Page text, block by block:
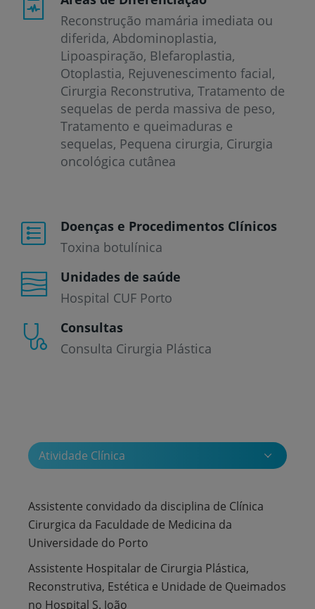
Reconstrução mamária imediata ou
diferida, Abdominoplastia,
Lipoaspiração, Blefaroplastia,
Otoplastia, Rejuvenescimento facial,
Cirurgia Reconstrutiva, Tratamento de
sequelas de perda massiva de peso,
Tratamento e queimaduras e
sequelas, Pequena cirurgia, Cirurgia
oncológica cutânea
Doenças e Procedimentos Clínicos
Toxina botulínica
Unidades de saúde
Hospital CUF Porto
Consultas
Consulta Cirurgia Plástica
Atividade Clínica
Assistente convidado da disciplina de Clínica
Cirurgica da Faculdade de Medicina da
Universidade do Porto
Assistente Hospitalar de Cirurgia Plástica,
Reconstrutiva, Estética e Unidade de Queimados
no Hospital S. João